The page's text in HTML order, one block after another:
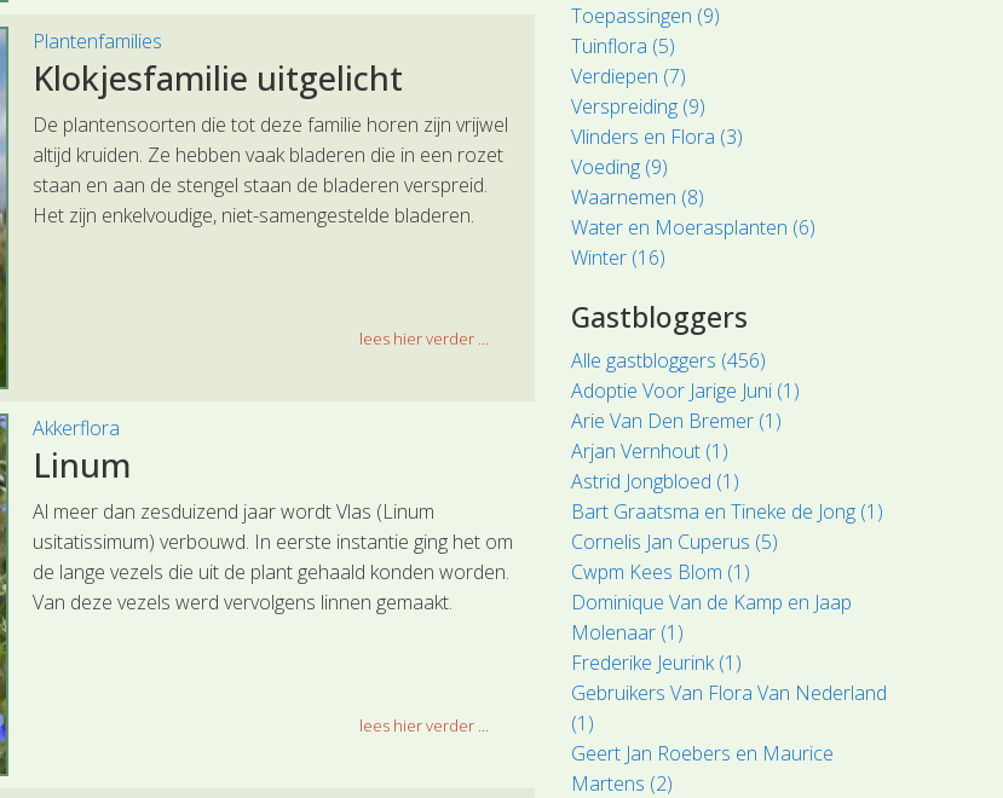
Plantenfamilies
Klokjesfamilie uitgelicht
De plantensoorten die tot deze familie horen zijn vrijwel
altijd kruiden. Ze hebben vaak bladeren die in een rozet
staan en aan de stengel staan de bladeren verspreid.
Het zijn enkelvoudige, niet-samengestelde bladeren.
lees hier verder ...
Akkerflora
Linum
Al meer dan zesduizend jaar wordt Vlas (Linum
usitatissimum) verbouwd. In eerste instantie ging het om
de lange vezels die uit de plant gehaald konden worden.
Van deze vezels werd vervolgens linnen gemaakt.
lees hier verder ...
Toepassingen (9)
Tuinflora (5)
Verdiepen (7)
Verspreiding (9)
Vlinders en Flora (3)
Voeding (9)
Waarnemen (8)
Water en Moerasplanten (6)
Winter (16)
Gastbloggers
Alle gastbloggers (456)
Adoptie Voor Jarige Juni (1)
Arie Van Den Bremer (1)
Arjan Vernhout (1)
Astrid Jongbloed (1)
Bart Graatsma en Tineke de Jong (1)
Cornelis Jan Cuperus (5)
Cwpm Kees Blom (1)
Dominique Van de Kamp en Jaap
Molenaar (1)
Frederike Jeurink (1)
Gebruikers Van Flora Van Nederland
(1)
Geert Jan Roebers en Maurice
Martens (2)